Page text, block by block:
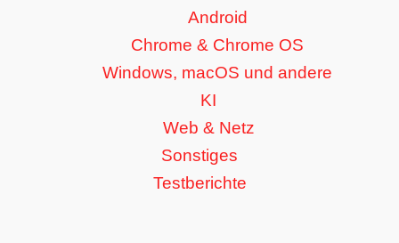
Android
Chrome & Chrome OS
Windows, macOS und andere
KI
Web & Netz
Sonstiges
Testberichte